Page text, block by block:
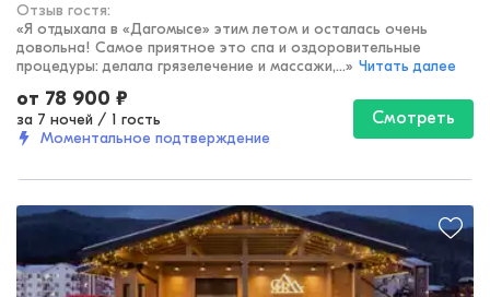
Отзыв гостя:
«Я отдыхала в «Дагомысе» этим летом и осталась очень
довольна! Самое приятное это спа и оздоровительные
процедуры: делала грязелечение и массажи,...» Читать далее
от 78 900 ₽
за 7 ночей / 1 гость
Моментальное подтверждение
Смотреть